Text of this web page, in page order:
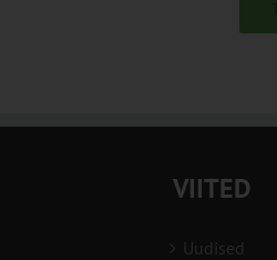
VIITED
Uudised